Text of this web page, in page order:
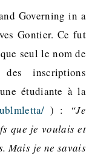
Governing in a
Gontier. Ce fut
seul le nom de
inscriptions
étudiante à la
) : “Je
que je voulais et
Mais je ne savais